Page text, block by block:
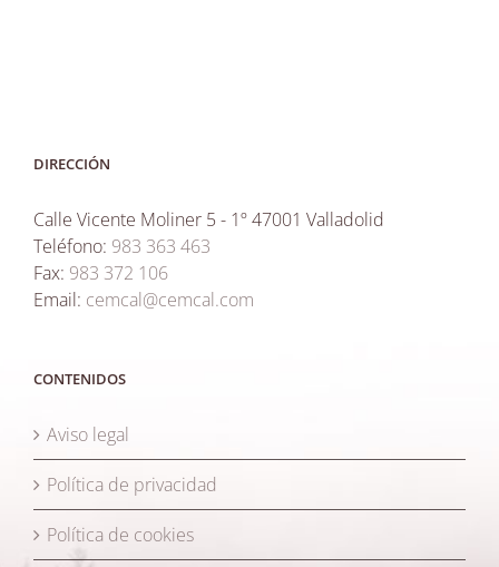
DIRECCIÓN
Calle Vicente Moliner 5 - 1º 47001 Valladolid
Teléfono: 983 363 463
Fax: 983 372 106
Email: cemcal@cemcal.com
CONTENIDOS
Aviso legal
Política de privacidad
Política de cookies